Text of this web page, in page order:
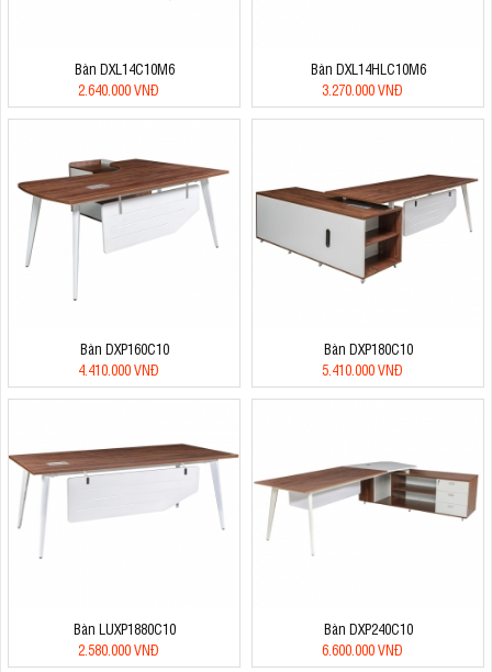
Bàn DXL14C10M6
2.640.000 VNĐ
Bàn DXL14HLC10M6
3.270.000 VNĐ
Bàn DXP160C10
4.410.000 VNĐ
Bàn DXP180C10
5.410.000 VNĐ
Bàn LUXP1880C10
2.580.000 VNĐ
Bàn DXP240C10
6.600.000 VNĐ